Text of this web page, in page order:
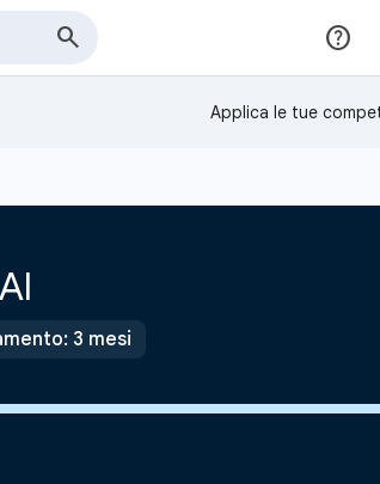
Applica le tue
3 mesi